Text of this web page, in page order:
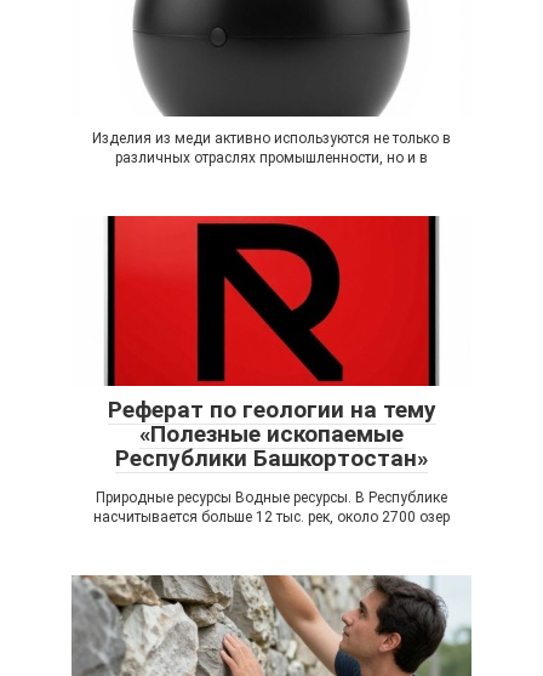
Изделия из меди активно используются не только в
различных отраслях промышленности, но и в
Реферат по геологии на тему
«Полезные ископаемые
Республики Башкортостан»
Природные ресурсы Водные ресурсы. В Республике
насчитывается больше 12 тыс. рек, около 2700 озер